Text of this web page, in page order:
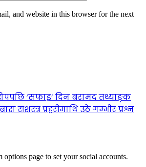
and website in this browser for the next
‘सफाइ’ दिन बरामद तथ्याङ्क
सशस्त्र प्रहरीमाथि उठे गम्भीर प्रश्न
options page to set your social accounts.